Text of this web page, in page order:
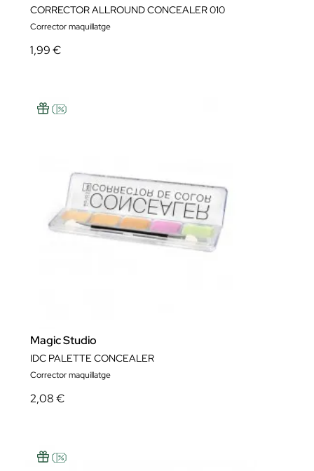
CORRECTOR ALLROUND CONCEALER 010
Corrector maquillatge
1,99 €
Magic Studio
IDC PALETTE CONCEALER
Corrector maquillatge
2,08 €